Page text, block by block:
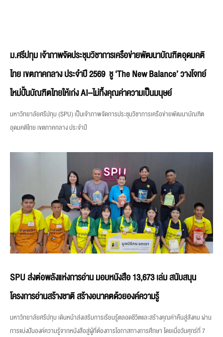
ม.ศรีปทุม เจ้าภาพจัดประชุมวิชาการเครือข่ายพัฒนาบัณฑิตอุดมคติ
ไทย เขตภาคกลาง ประจำปี 2569 ชู ‘The New Balance’ วางโจทย์
ใหม่ปั้นบัณฑิตไทยให้เก่ง AI–ไม่ทิ้งคุณค่าความเป็นมนุษย์
มหาวิทยาลัยศรีปทุม (SPU) เป็นเจ้าภาพจัดการประชุมวิชาการเครือข่ายพัฒนาบัณฑิต
อุดมคติไทย เขตภาคกลาง ประจำปี
SPU ส่งต่อพลังแห่งการอ่าน มอบหนังสือ 13,673 เล่ม สนับสนุน
โครงการอ่านสร้างชาติ สร้างอนาคตด้วยองค์ความรู้
มหาวิทยาลัยศรีปทุม เดินหน้าส่งเสริมการเรียนรู้ตลอดชีวิตและสร้างคุณค่าคืนสู่สังคม ผ่าน
การแบ่งปันองค์ความรู้จากหนังสือสู่ผู้ที่ต้องการโอกาสทางการศึกษา โดยเมื่อวันศุกร์ที่ 7